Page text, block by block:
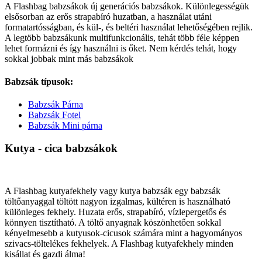
A Flashbag babzsákok új generációs babzsákok. Különlegességük
elsősorban az erős strapabíró huzatban, a használat utáni
formatartósságban, és kül-, és beltéri használat lehetőségében rejlik.
A legtöbb babzsákunk multifunkcionális, tehát több féle képpen
lehet formázni és így használni is őket. Nem kérdés tehát, hogy
sokkal jobbak mint más babzsákok
Babzsák típusok:
Babzsák Párna
Babzsák Fotel
Babzsák Mini párna
Kutya - cica babzsákok
A Flashbag kutyafekhely vagy kutya babzsák egy babzsák
töltőanyaggal töltött nagyon izgalmas, kültéren is használható
különleges fekhely. Huzata erős, strapabíró, vízlepergetős és
könnyen tisztítható. A töltő anyagnak köszönhetően sokkal
kényelmesebb a kutyusok-cicusok számára mint a hagyományos
szivacs-töltelékes fekhelyek. A Flashbag kutyafekhely minden
kisállat és gazdi álma!